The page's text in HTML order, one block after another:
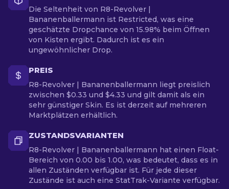
Die Seltenheit von R8-Revolver |
Bananenballermann ist Restricted, was eine
geschätzte Dropchance von 15.98% beim Öffnen
von Kisten ergibt. Dadurch ist es ein
ungewöhnlicher Drop.
PREIS
R8-Revolver | Bananenballermann liegt preislich
zwischen $0.33 und $4.33 und gilt damit als ein
sehr günstiger Skin. Es ist derzeit auf mehreren
Marktplätzen erhältlich.
ZUSTANDSVARIANTEN
R8-Revolver | Bananenballermann hat einen Float-
Bereich von 0.00 bis 1.00, was bedeutet, dass es in
allen Zuständen verfügbar ist. Für jede dieser
Zustände ist auch eine StatTrak-Variante verfügbar.